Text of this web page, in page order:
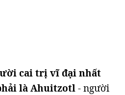
cai trị vĩ đại nhất
là Ahuitzotl- người